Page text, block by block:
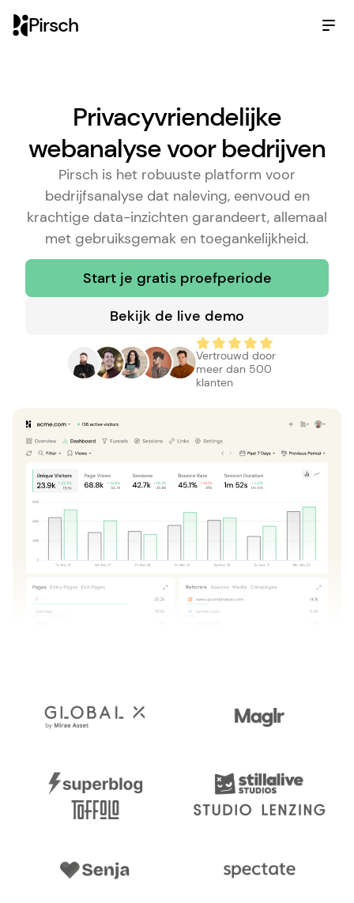
Pirsch
Privacyvriendelijke
webanalyse voor bedrijven
Pirsch is het robuuste platform voor
bedrijfsanalyse dat naleving, eenvoud en
krachtige data-inzichten garandeert, allemaal
met gebruiksgemak en toegankelijkheid.
Start je gratis proefperiode
Bekijk de live demo
Vertrouwd door
meer dan 500
klanten